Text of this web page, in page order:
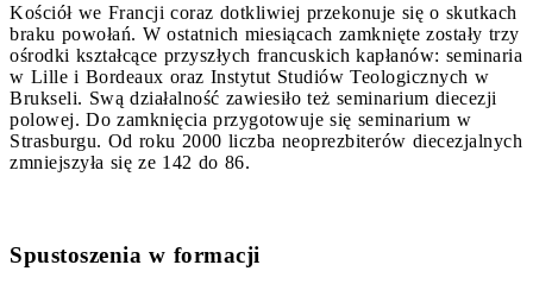
Kościół we Francji coraz dotkliwiej przekonuje się o skutkach
braku powołań. W ostatnich miesiącach zamknięte zostały trzy
ośrodki kształcące przyszłych francuskich kapłanów: seminaria
w Lille i Bordeaux oraz Instytut Studiów Teologicznych w
Brukseli. Swą działalność zawiesiło też seminarium diecezji
polowej. Do zamknięcia przygotowuje się seminarium w
Strasburgu. Od roku 2000 liczba neoprezbiterów diecezjalnych
zmniejszyła się ze 142 do 86.
Spustoszenia w formacji